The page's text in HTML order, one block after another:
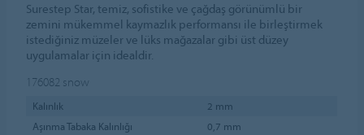
Surestep Star, temiz, sofistike ve çağdaş görünümlü bir
zemini mükemmel kaymazlık performansı ile birleştirmek
istediğiniz müzeler ve lüks mağazalar gibi üst düzey
uygulamalar için idealdir.
176082 snow
Kalınlık
2 mm
Aşınma Tabaka Kalınlığı
0,7 mm